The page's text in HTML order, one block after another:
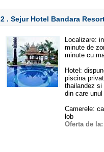
2 . Sejur Hotel Bandara
Localizare:
minute de
minute cu
Hotel:
piscina
thailandez si
din care
Camerele:
lob
Oferta de la: